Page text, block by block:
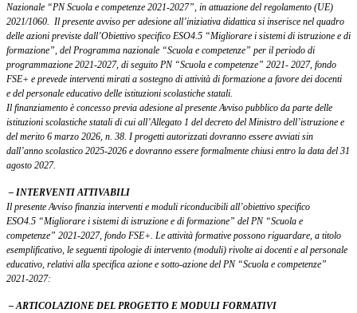
Nazionale “PN Scuola e competenze 2021-2027”, in attuazione del regolamento (UE)
2021/1060. Il presente avviso per adesione all’iniziativa didattica si inserisce nel quadro
delle azioni previste dall’Obiettivo specifico ESO4.5 “Migliorare i sistemi di istruzione e di
formazione”, del Programma nazionale “Scuola e competenze” per il periodo di
programmazione 2021-2027, di seguito PN “Scuola e competenze” 2021- 2027, fondo
FSE+ e prevede interventi mirati a sostegno di attività di formazione a favore dei docenti
e del personale educativo delle istituzioni scolastiche statali.
Il finanziamento è concesso previa adesione al presente Avviso pubblico da parte delle
istituzioni scolastiche statali di cui all’Allegato 1 del decreto del Ministro dell’istruzione e
del merito 6 marzo 2026, n. 38. I progetti autorizzati dovranno essere avviati sin
dall’anno scolastico 2025-2026 e dovranno essere formalmente chiusi entro la data del 31
agosto 2027.
– INTERVENTI ATTIVABILI
Il presente Avviso finanzia interventi e moduli riconducibili all’obiettivo specifico
ESO4.5 “Migliorare i sistemi di istruzione e di formazione” del PN “Scuola e
competenze” 2021-2027, fondo FSE+. Le attività formative possono riguardare, a titolo
esemplificativo, le seguenti tipologie di intervento (moduli) rivolte ai docenti e al personale
educativo, relativi alla specifica azione e sotto-azione del PN “Scuola e competenze”
2021-2027:
– ARTICOLAZIONE DEL PROGETTO E MODULI FORMATIVI